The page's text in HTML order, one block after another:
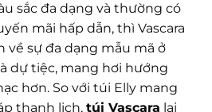
sắc đa dạng và thường có
mãi hấp dẫn, thì Vascara
về sự đa dạng mẫu mã ở
dự tiệc, mang hơi hướng
hơn. So với túi Elly mang
thanh lịch, túi Vascara lại